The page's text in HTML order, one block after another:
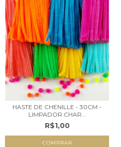
HASTE DE CHENILLE - 30CM -
LIMPADOR CHAR...
R$1,00
COMPRAR